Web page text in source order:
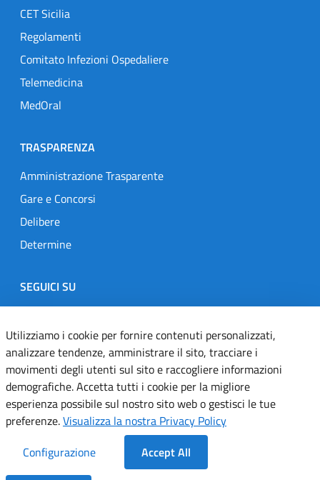
CET Sicilia
Regolamenti
Comitato Infezioni Ospedaliere
Telemedicina
MedOral
TRASPARENZA
Amministrazione Trasparente
Gare e Concorsi
Delibere
Determine
SEGUICI SU
Designers Italia
TwitterInstagramYoutubeLinkedin
Dichiarazione di accessibilità
Informativa cookie
Note legali
Utilizziamo i cookie per fornire contenuti personalizzati,
analizzare tendenze, amministrare il sito, tracciare i
movimenti degli utenti sul sito e raccogliere informazioni
demografiche. Accetta tutti i cookie per la migliore
esperienza possibile sul nostro sito web o gestisci le tue
preferenze.Visualizza la nostra Privacy Policy
Configurazione
Accept All